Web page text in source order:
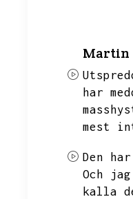
Martin
har
mest
Den
Och
kalla